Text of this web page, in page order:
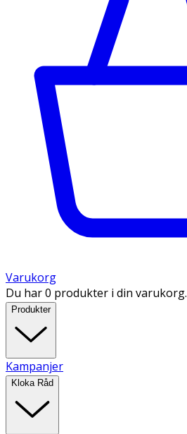
Varukorg
Du har 0 produkter i din varukorg.
Produkter
Kampanjer
Kloka Råd